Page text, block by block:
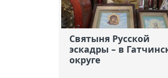
Святыня Русской
эскадры – в
округе